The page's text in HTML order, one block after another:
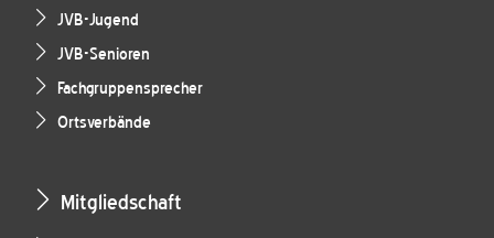
JVB-Jugend
JVB-Senioren
Fachgruppensprecher
Ortsverbände
Mitgliedschaft